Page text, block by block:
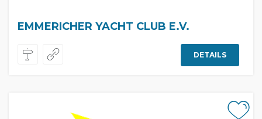
EMMERICHER YACHT CLUB E.V.
DETAILS